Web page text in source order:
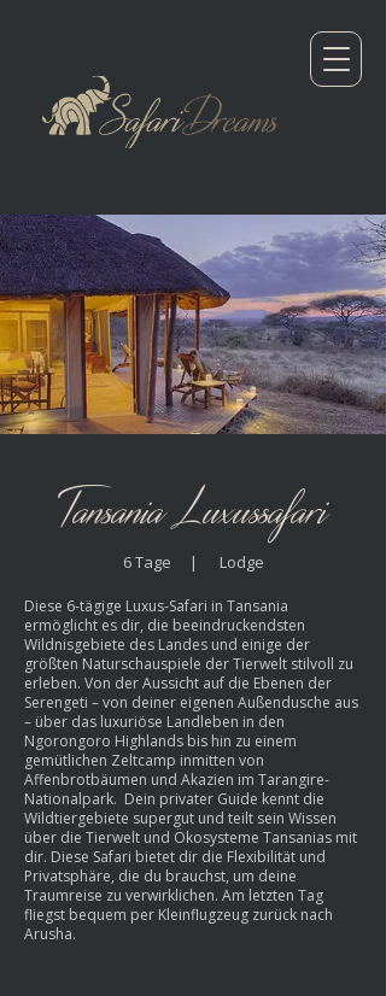
Tansania Luxussafari
6 Tage | Lodge
Diese 6-tägige Luxus-Safari in Tansania
ermöglicht es dir, die beeindruckendsten
Wildnisgebiete des Landes und einige der
größten Naturschauspiele der Tierwelt stilvoll zu
erleben. Von der Aussicht auf die Ebenen der
Serengeti – von deiner eigenen Außendusche aus
– über das luxuriöse Landleben in den
Ngorongoro Highlands bis hin zu einem
gemütlichen Zeltcamp inmitten von
Affenbrotbäumen und Akazien im Tarangire-
Nationalpark. Dein privater Guide kennt die
Wildtiergebiete supergut und teilt sein Wissen
über die Tierwelt und Ökosysteme Tansanias mit
dir. Diese Safari bietet dir die Flexibilität und
Privatsphäre, die du brauchst, um deine
Traumreise zu verwirklichen. Am letzten Tag
fliegst bequem per Kleinflugzeug zurück nach
Arusha.